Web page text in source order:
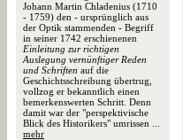
Johann Martin Chladenius (1710
- 1759) den - ursprünglich aus
der Optik stammenden - Begriff
in seiner 1742 erschienenen
Einleitung zur richtigen
Auslegung vernünftiger Reden
und Schriften auf die
Geschichtsschreibung übertrug,
vollzog er bekanntlich einen
bemerkenswerten Schritt. Denn
damit war der "perspektivische
Blick des Historikers" umrissen ...
mehr